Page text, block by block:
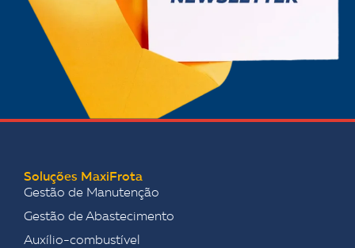
Soluções MaxiFrota
Gestão de Manutenção
Gestão de Abastecimento
Auxílio-combustível